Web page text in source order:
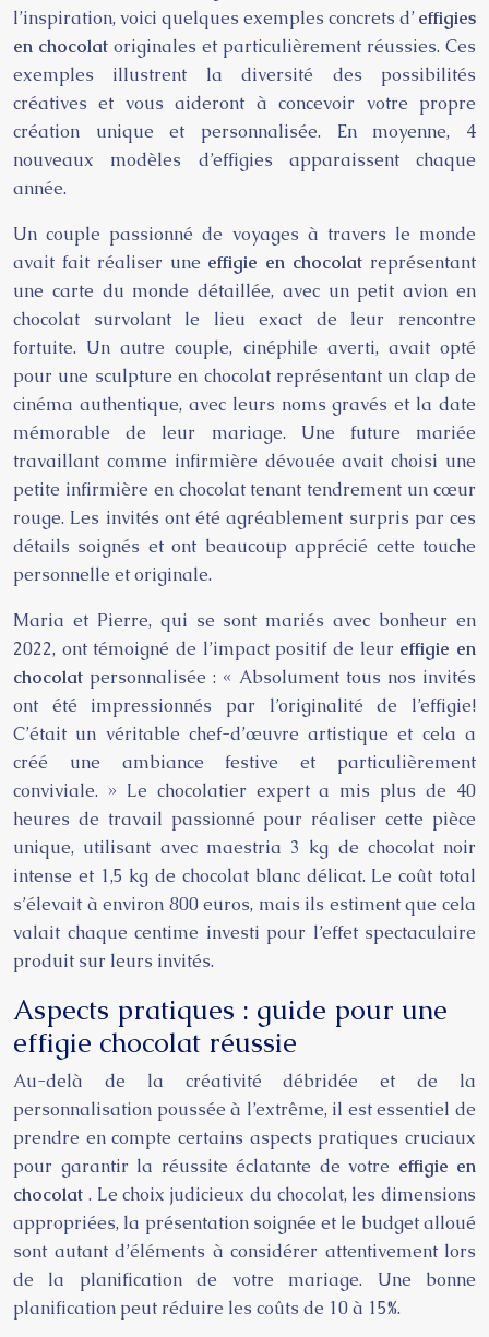
l’inspiration, voici quelques exemples concrets d’ effigies
en chocolat originales et particulièrement réussies. Ces
exemples illustrent la diversité des possibilités
créatives et vous aideront à concevoir votre propre
création unique et personnalisée. En moyenne, 4
nouveaux modèles d’effigies apparaissent chaque
année.
Un couple passionné de voyages à travers le monde
avait fait réaliser une effigie en chocolat représentant
une carte du monde détaillée, avec un petit avion en
chocolat survolant le lieu exact de leur rencontre
fortuite. Un autre couple, cinéphile averti, avait opté
pour une sculpture en chocolat représentant un clap de
cinéma authentique, avec leurs noms gravés et la date
mémorable de leur mariage. Une future mariée
travaillant comme infirmière dévouée avait choisi une
petite infirmière en chocolat tenant tendrement un cœur
rouge. Les invités ont été agréablement surpris par ces
détails soignés et ont beaucoup apprécié cette touche
personnelle et originale.
Maria et Pierre, qui se sont mariés avec bonheur en
2022, ont témoigné de l’impact positif de leur effigie en
chocolat personnalisée : « Absolument tous nos invités
ont été impressionnés par l’originalité de l’effigie!
C’était un véritable chef-d’œuvre artistique et cela a
créé une ambiance festive et particulièrement
conviviale. » Le chocolatier expert a mis plus de 40
heures de travail passionné pour réaliser cette pièce
unique, utilisant avec maestria 3 kg de chocolat noir
intense et 1,5 kg de chocolat blanc délicat. Le coût total
s’élevait à environ 800 euros, mais ils estiment que cela
valait chaque centime investi pour l’effet spectaculaire
produit sur leurs invités.
Aspects pratiques : guide pour une
effigie chocolat réussie
Au-delà de la créativité débridée et de la
personnalisation poussée à l’extrême, il est essentiel de
prendre en compte certains aspects pratiques cruciaux
pour garantir la réussite éclatante de votre effigie en
chocolat . Le choix judicieux du chocolat, les dimensions
appropriées, la présentation soignée et le budget alloué
sont autant d’éléments à considérer attentivement lors
de la planification de votre mariage. Une bonne
planification peut réduire les coûts de 10 à 15%.